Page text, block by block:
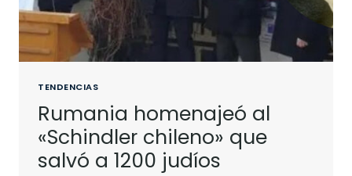
TENDENCIAS
Rumania homenajeó al
«Schindler chileno» que
salvó a 1200 judíos